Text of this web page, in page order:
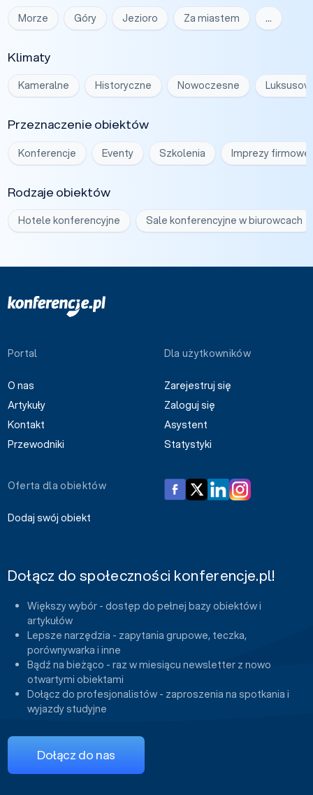
Morze Góry Jezioro Za miastem …
Klimaty
Kameralne Historyczne Nowoczesne
Przeznaczenie obiektów
Konferencje Eventy Szkolenia Imprezy firmowe
Rodzaje obiektów
Hotele konferencyjne Sale konferencyjne w biurowcach
Portal
O nas
Artykuły
Kontakt
Przewodniki
Dla użytkowników
Zarejestruj się
Zaloguj się
Asystent
Statystyki
Oferta dla obiektów
Dodaj swój obiekt
Dołącz do społeczności konferencje.pl!
Większy wybór - dostęp do pełnej bazy obiektów i
artykułów
Lepsze narzędzia - zapytania grupowe, teczka,
porównywarka i inne
Bądź na bieżąco - raz w miesiącu newsletter z nowo
otwartymi obiektami
Dołącz do profesjonalistów - zaproszenia na spotkania i
wyjazdy studyjne
Dołącz do nas